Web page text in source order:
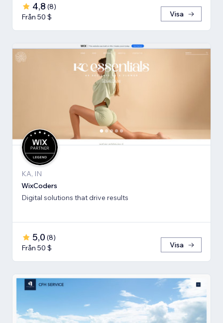
4,8 (8)
Från 50 $
Visa
KA, IN
WixCoders
Digital solutions that drive results
5,0 (8)
Från 50 $
Visa